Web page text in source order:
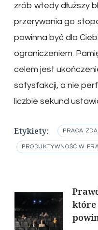
zrób wtedy dłuższy
przerywania go
powinna być dla
ograniczeniem.
celem jest
satysfakcji, a nie
liczbie sekund
Etykiety: PRACA
PRODUKTYWNOŚĆ W
wpisu
które